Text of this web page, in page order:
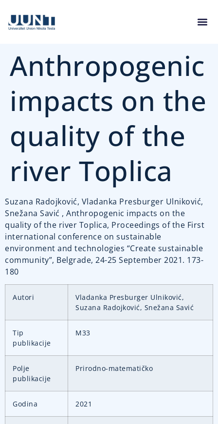
Anthropogenic
impacts on the
quality of the
river Toplica
Suzana Radojković, Vladanka Presburger Ulniković,
Snežana Savić , Anthropogenic impacts on the
quality of the river Toplica, Proceedings of the First
international conference on sustainable
environment and technologies “Create sustainable
community”, Belgrade, 24-25 September 2021. 173-
180
Autori
Vladanka Presburger Ulniković,
Suzana Radojković, Snežana Savić
Tip
publikacije
M33
Polje
publikacije
Prirodno-matematičko
Godina 2021